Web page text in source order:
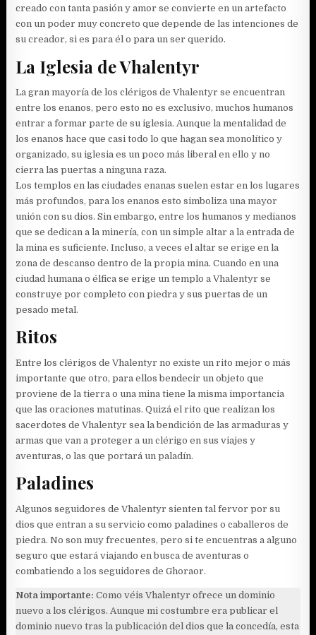
creado con tanta pasión y amor se convierte en un artefacto
con un poder muy concreto que depende de las intenciones de
su creador, si es para él o para un ser querido.
La Iglesia de Vhalentyr
La gran mayoría de los clérigos de Vhalentyr se encuentran
entre los enanos, pero esto no es exclusivo, muchos humanos
entrar a formar parte de su iglesia. Aunque la mentalidad de
los enanos hace que casi todo lo que hagan sea monolítico y
organizado, su iglesia es un poco más liberal en ello y no
cierra las puertas a ninguna raza.
Los templos en las ciudades enanas suelen estar en los lugares
más profundos, para los enanos esto simboliza una mayor
unión con su dios. Sin embargo, entre los humanos y medianos
que se dedican a la minería, con un simple altar a la entrada de
la mina es suficiente. Incluso, a veces el altar se erige en la
zona de descanso dentro de la propia mina. Cuando en una
ciudad humana o élfica se erige un templo a Vhalentyr se
construye por completo con piedra y sus puertas de un
pesado metal.
Ritos
Entre los clérigos de Vhalentyr no existe un rito mejor o más
importante que otro, para ellos bendecir un objeto que
proviene de la tierra o una mina tiene la misma importancia
que las oraciones matutinas. Quizá el rito que realizan los
sacerdotes de Vhalentyr sea la bendición de las armaduras y
armas que van a proteger a un clérigo en sus viajes y
aventuras, o las que portará un paladín.
Paladines
Algunos seguidores de Vhalentyr sienten tal fervor por su
dios que entran a su servicio como paladines o caballeros de
piedra. No son muy frecuentes, pero si te encuentras a alguno
seguro que estará viajando en busca de aventuras o
combatiendo a los seguidores de Ghoraor.
Nota importante: Como véis Vhalentyr ofrece un dominio
nuevo a los clérigos. Aunque mi costumbre era publicar el
dominio nuevo tras la publicación del dios que la concedía, esta